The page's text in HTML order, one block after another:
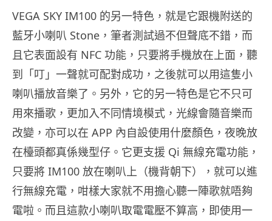
VEGA SKY IM100 的另一特色，就是它跟機附送的
藍牙小喇叭 Stone，筆者測試過不但聲底不錯，而
且它表面設有 NFC 功能，只要將手機放在上面，聽
到「叮」一聲就可配對成功，之後就可以用這隻小
喇叭播放音樂了。另外，它的另一特色是它不只可
用來播歌，更加入不同情境模式，光線會隨音樂而
改變，亦可以在 APP 內自設使用什麼顏色，夜晚放
在檯頭都真係幾型仔。它更支援 Qi 無線充電功能，
只要將 IM100 放在喇叭上（機背朝下），就可以進
行無線充電，咁樣大家就不用擔心聽一陣歌就唔夠
電啦。而且這款小喇叭取電電壓不算高，即使用一